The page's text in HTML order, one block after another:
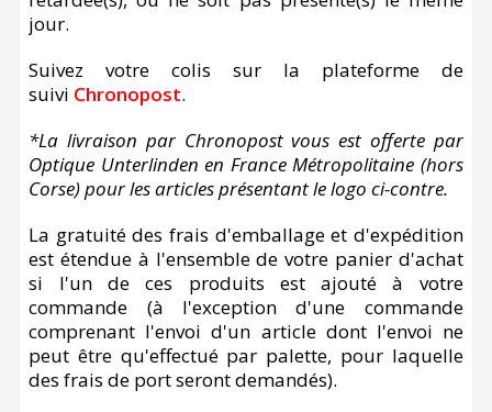
jour.
Suivez votre colis sur la plateforme de
suivi Chronopost.
*La livraison par Chronopost vous est offerte par
Optique Unterlinden en France Métropolitaine (hors
Corse) pour les articles présentant le logo ci-contre.
La gratuité des frais d'emballage et d'expédition
est étendue à l'ensemble de votre panier d'achat
si l'un de ces produits est ajouté à votre
commande (à l'exception d'une commande
comprenant l'envoi d'un article dont l'envoi ne
peut être qu'effectué par palette, pour laquelle
des frais de port seront demandés).